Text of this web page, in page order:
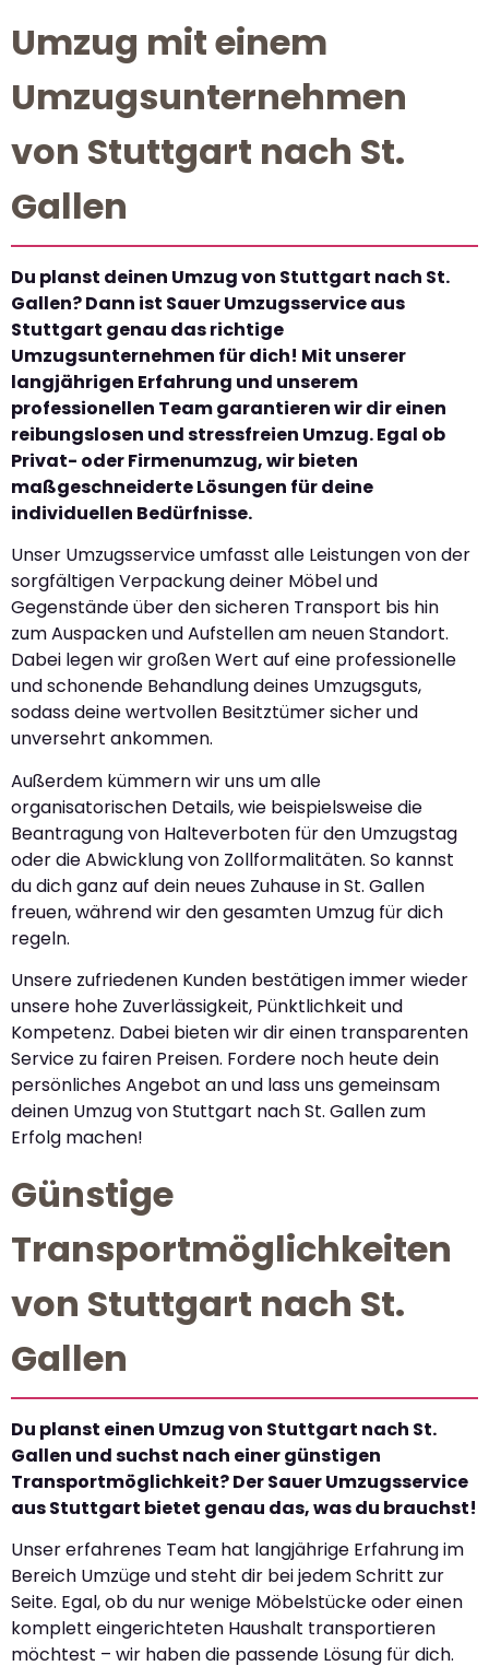
Umzug mit einem
Umzugsunternehmen
von Stuttgart nach St.
Gallen
Du planst deinen Umzug von Stuttgart nach St.
Gallen? Dann ist Sauer Umzugsservice aus
Stuttgart genau das richtige
Umzugsunternehmen für dich! Mit unserer
langjährigen Erfahrung und unserem
professionellen Team garantieren wir dir einen
reibungslosen und stressfreien Umzug. Egal ob
Privat- oder Firmenumzug, wir bieten
maßgeschneiderte Lösungen für deine
individuellen Bedürfnisse.
Unser Umzugsservice umfasst alle Leistungen von der
sorgfältigen Verpackung deiner Möbel und
Gegenstände über den sicheren Transport bis hin
zum Auspacken und Aufstellen am neuen Standort.
Dabei legen wir großen Wert auf eine professionelle
und schonende Behandlung deines Umzugsguts,
sodass deine wertvollen Besitztümer sicher und
unversehrt ankommen.
Außerdem kümmern wir uns um alle
organisatorischen Details, wie beispielsweise die
Beantragung von Halteverboten für den Umzugstag
oder die Abwicklung von Zollformalitäten. So kannst
du dich ganz auf dein neues Zuhause in St. Gallen
freuen, während wir den gesamten Umzug für dich
regeln.
Unsere zufriedenen Kunden bestätigen immer wieder
unsere hohe Zuverlässigkeit, Pünktlichkeit und
Kompetenz. Dabei bieten wir dir einen transparenten
Service zu fairen Preisen. Fordere noch heute dein
persönliches Angebot an und lass uns gemeinsam
deinen Umzug von Stuttgart nach St. Gallen zum
Erfolg machen!
Günstige
Transportmöglichkeiten
von Stuttgart nach St.
Gallen
Du planst einen Umzug von Stuttgart nach St.
Gallen und suchst nach einer günstigen
Transportmöglichkeit? Der Sauer Umzugsservice
aus Stuttgart bietet genau das, was du brauchst!
Unser erfahrenes Team hat langjährige Erfahrung im
Bereich Umzüge und steht dir bei jedem Schritt zur
Seite. Egal, ob du nur wenige Möbelstücke oder einen
komplett eingerichteten Haushalt transportieren
möchtest – wir haben die passende Lösung für dich.